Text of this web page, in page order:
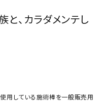
と、カラダメンテし
用している施術棒を一般販売用